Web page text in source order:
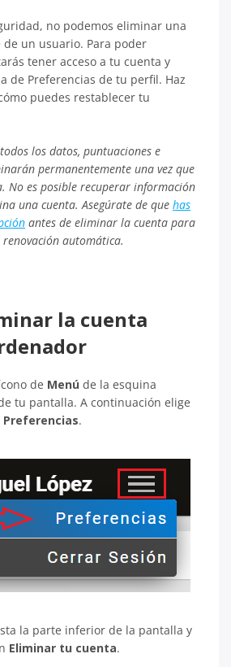
no podemos eliminar una
un usuario. Para poder
tener acceso a tu cuenta y
de Preferencias de tu perfil. Haz
puedes restablecer tu
los datos, puntuaciones e
permanentemente una vez que
No es posible recuperar información
una cuenta. Asegúrate de que has
antes de eliminar la cuenta para
automática.
la cuenta
de Menú de la esquina
tu pantalla. A continuación elige
Preferencias.
la parte inferior de la pantalla y
Eliminar tu cuenta.